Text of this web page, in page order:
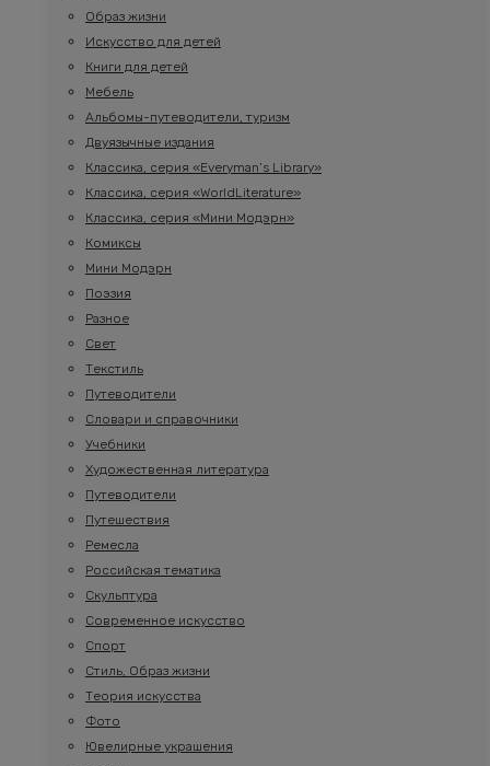
Образ жизни
Искусство для детей
Книги для детей
Мебель
Альбомы-путеводители, туризм
Двуязычные издания
Классика, серия «Everyman’s Library»
Классика, серия «WorldLiterature»
Классика, серия «Мини Модэрн»
Комиксы
Мини Модэрн
Поэзия
Разное
Свет
Текстиль
Путеводители
Словари и справочники
Учебники
Художественная литература
Путеводители
Путешествия
Ремесла
Российская тематика
Скульптура
Современное искусство
Спорт
Стиль, Образ жизни
Теория искусства
Фото
Ювелирные украшения